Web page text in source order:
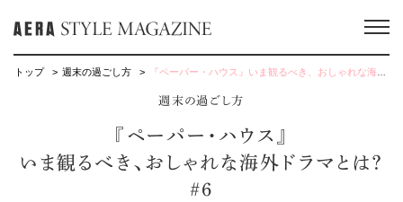
トップ 週末の過ごし方 『ペーパー・ハウス』いま観るべき、おしゃれな海外ドラマとは？ #6
週末の過ごし方
『ペーパー・ハウス』
いま観るべき、おしゃれな海外ドラマとは？
#6